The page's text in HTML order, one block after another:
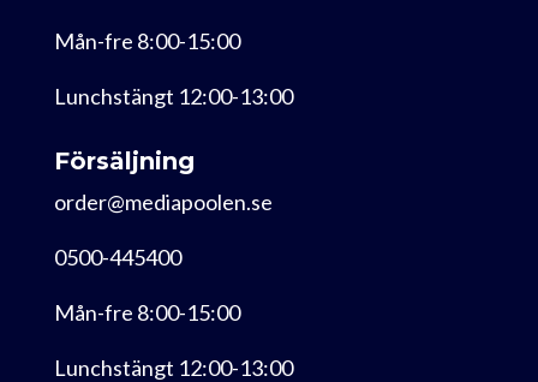
Mån-fre 8:00-15:00
Lunchstängt 12:00-13:00
Försäljning
order@mediapoolen.se
0500-445400
Mån-fre 8:00-15:00
Lunchstängt 12:00-13:00